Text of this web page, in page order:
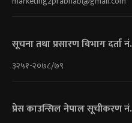
सूचना तथा प्रसारण विभाग दर्ता नं.
३२५१-२०७८/७९
प्रेस काउन्सिल नेपाल सूचीकरण नं.